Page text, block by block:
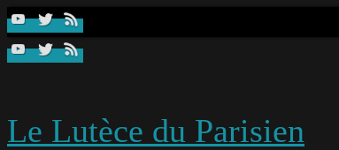
Passer
contenu
Le Lutèce du Parisien